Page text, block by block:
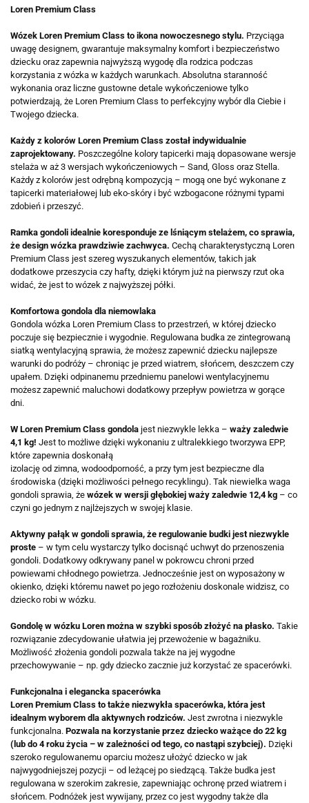
Loren Premium Class
Wózek Loren Premium Class to ikona nowoczesnego stylu. Przyciąga
uwagę designem, gwarantuje maksymalny komfort i bezpieczeństwo
dziecku oraz zapewnia najwyższą wygodę dla rodzica podczas
korzystania z wózka w każdych warunkach. Absolutna staranność
wykonania oraz liczne gustowne detale wykończeniowe tylko
potwierdzają, że Loren Premium Class to perfekcyjny wybór dla Ciebie i
Twojego dziecka.
Każdy z kolorów Loren Premium Class został indywidualnie
zaprojektowany. Poszczególne kolory tapicerki mają dopasowane wersje
stelaża w aż 3 wersjach wykończeniowych – Sand, Gloss oraz Stella.
Każdy z kolorów jest odrębną kompozycją – mogą one być wykonane z
tapicerki materiałowej lub eko-skóry i być wzbogacone różnymi typami
zdobień i przeszyć.
Ramka gondoli idealnie koresponduje ze lśniącym stelażem, co sprawia,
że design wózka prawdziwie zachwyca. Cechą charakterystyczną Loren
Premium Class jest szereg wyszukanych elementów, takich jak
dodatkowe przeszycia czy hafty, dzięki którym już na pierwszy rzut oka
widać, że jest to wózek z najwyższej półki.
Komfortowa gondola dla niemowlaka
Gondola wózka Loren Premium Class to przestrzeń, w której dziecko
poczuje się bezpiecznie i wygodnie. Regulowana budka ze zintegrowaną
siatką wentylacyjną sprawia, że możesz zapewnić dziecku najlepsze
warunki do podróży – chroniąc je przed wiatrem, słońcem, deszczem czy
upałem. Dzięki odpinanemu przedniemu panelowi wentylacyjnemu
możesz zapewnić maluchowi dodatkowy przepływ powietrza w gorące
dni.
W Loren Premium Class gondola jest niezwykle lekka – waży zaledwie
4,1 kg! Jest to możliwe dzięki wykonaniu z ultralekkiego tworzywa EPP,
które zapewnia doskonałą
izolację od zimna, wodoodporność, a przy tym jest bezpieczne dla
środowiska (dzięki możliwości pełnego recyklingu). Tak niewielka waga
gondoli sprawia, że wózek w wersji głębokiej waży zaledwie 12,4 kg – co
czyni go jednym z najlżejszych w swojej klasie.
Aktywny pałąk w gondoli sprawia, że regulowanie budki jest niezwykle
proste – w tym celu wystarczy tylko docisnąć uchwyt do przenoszenia
gondoli. Dodatkowy odkrywany panel w pokrowcu chroni przed
powiewami chłodnego powietrza. Jednocześnie jest on wyposażony w
okienko, dzięki któremu nawet po jego rozłożeniu doskonale widzisz, co
dziecko robi w wózku.
Gondolę w wózku Loren można w szybki sposób złożyć na płasko. Takie
rozwiązanie zdecydowanie ułatwia jej przewożenie w bagażniku.
Możliwość złożenia gondoli pozwala także na jej wygodne
przechowywanie – np. gdy dziecko zacznie już korzystać ze spacerówki.
Funkcjonalna i elegancka spacerówka
Loren Premium Class to także niezwykła spacerówka, która jest
idealnym wyborem dla aktywnych rodziców. Jest zwrotna i niezwykle
funkcjonalna. Pozwala na korzystanie przez dziecko ważące do 22 kg
(lub do 4 roku życia – w zależności od tego, co nastąpi szybciej). Dzięki
szeroko regulowanemu oparciu możesz ułożyć dziecko w jak
najwygodniejszej pozycji – od leżącej po siedzącą. Także budka jest
regulowana w szerokim zakresie, zapewniając ochronę przed wiatrem i
słońcem. Podnóżek jest wywijany, przez co jest wygodny także dla